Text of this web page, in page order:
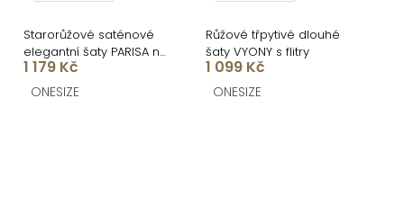
Starorůžové saténové
elegantní šaty PARISA na
jedno rameno
1 179 Kč
ONESIZE
Růžové třpytivé dlouhé
šaty VYONY s flitry
1 099 Kč
ONESIZE